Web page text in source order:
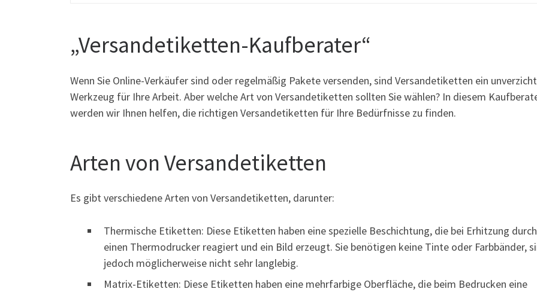
„Versandetiketten-Kaufberater“
Wenn Sie Online-Verkäufer sind oder regelmäßig Pakete versenden, sind Versandetiketten ein
Werkzeug für Ihre Arbeit. Aber welche Art von Versandetiketten sollten Sie wählen? In diesem
werden wir Ihnen helfen, die richtigen Versandetiketten für Ihre Bedürfnisse zu finden.
Arten von Versandetiketten
Es gibt verschiedene Arten von Versandetiketten, darunter:
Thermische Etiketten: Diese Etiketten haben eine spezielle Beschichtung, die bei Erhitzung durch
einen Thermodrucker reagiert und ein Bild erzeugt. Sie benötigen keine Tinte oder Farbbänder,
jedoch möglicherweise nicht sehr langlebig.
Matrix-Etiketten: Diese Etiketten haben eine mehrfarbige Oberfläche, die beim Bedrucken eine